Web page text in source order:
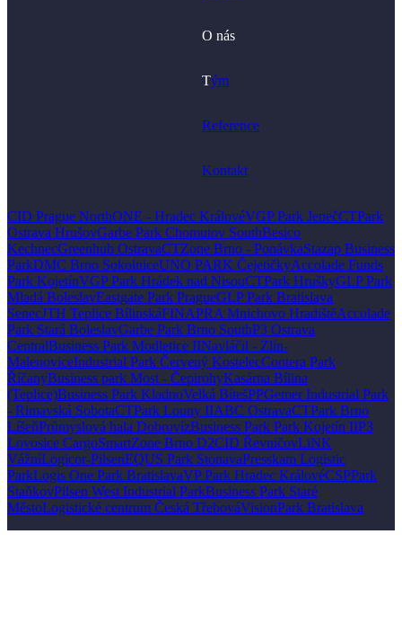
O nás
Tým
Reference
Kontakt
CID Prague NorthONE - Hradec KrálovéVGP Park JenečCTPark
Ostrava HrušovGarbe Park Chomutov SouthBesico
KechnecGreenhub OstravaCTZone Brno - PonávkaStazap Business
ParkDMC Brno SokolniceUNO PARK ČejetičkyAccolade Funds
Park KojetínVGP Park Hrádek nad NisouCTPark HruškyGLP Park
Mladá BoleslavEastgate Park PragueGLP Park Bratislava
SenecJTH Teplice BílinskáFINAPRA Mnichovo HradištěAccolade
Park Stará BoleslavGarbe Park Brno SouthP3 Ostrava
CentralBusiness Park Modletice IINavláčil - Zlín-
MalenoviceIndustrial Park Červený KostelecContera Park
ŘíčanyBusiness park Most - ČepirohyKasárna Bílina
(Teplice)Business Park KladnoVelká BítešPPGemer Industrial Park
- Rimavská SobotaCTPark Louny IIABC OstravaCTPark Brno
LíšeňPrůmyslová hala DobrovízBusiness Park Park Kojetín IIP3
Lovosice CargoSmartZone Brno D2CID ŘevničovLiNK
VážníLogicor-PilsenEQUS Park StonavaPresskam Logistic
ParkLogis One Park BratislavaVP Park Hradec KrálovéCSPPark
StaňkovPilsen West Industrial ParkBusiness Park Staré
MěstoLogistické centrum Česká TřebováVisionPark Bratislava